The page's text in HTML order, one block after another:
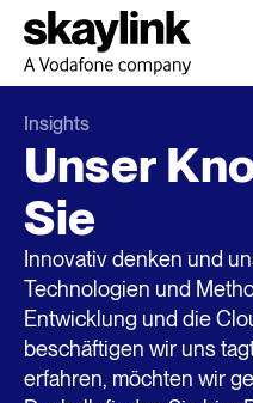
Insights
Unser
Sie
Innovativ denken und
Technologien und
Entwicklung und die
beschäftigen wir uns
erfahren, möchten wir